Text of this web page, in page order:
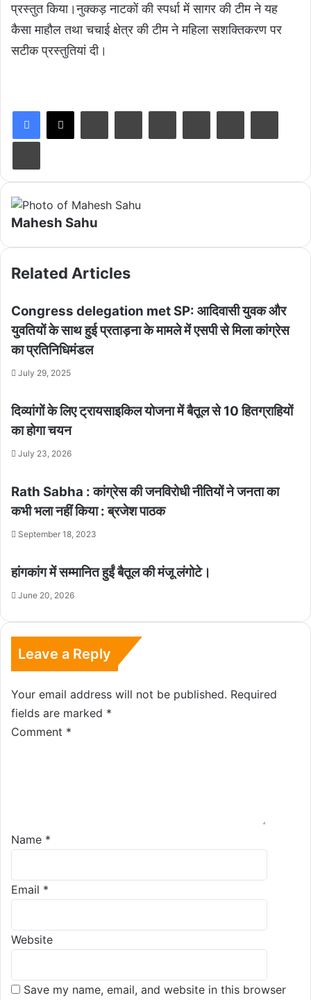
प्रस्तुत किया।नुक्कड़ नाटकों की स्पर्धा में सागर की टीम ने यह
कैसा माहौल तथा चचाई क्षेत्र की टीम ने महिला सशक्तिकरण पर
सटीक प्रस्तुतियां दी।
Mahesh Sahu
Related Articles
Congress delegation met SP: आदिवासी युवक और
युवतियों के साथ हुई प्रताड़ना के मामले में एसपी से मिला कांग्रेस
का प्रतिनिधिमंडल
July 29, 2025
दिव्यांगों के लिए ट्रायसाइकिल योजना में बैतूल से 10 हितग्राहियों
का होगा चयन
July 23, 2026
Rath Sabha : कांग्रेस की जनविरोधी नीतियों ने जनता का
कभी भला नहीं किया : ब्रजेश पाठक
September 18, 2023
हांगकांग में सम्मानित हुईं बैतूल की मंजू लंगोटे।
June 20, 2026
Leave a Reply
Your email address will not be published. Required
fields are marked *
Comment *
Name *
Email *
Website
Save my name, email, and website in this browser